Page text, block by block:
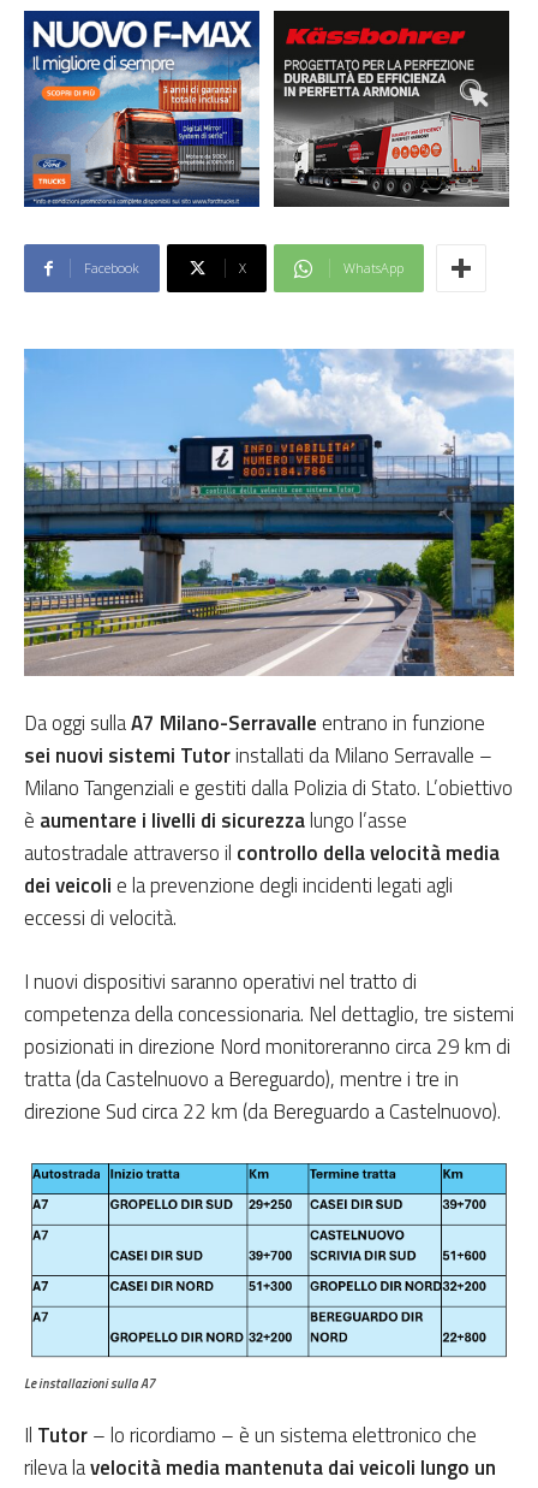
Facebook X WhatsApp
Da oggi sullaA7 Milano-Serravalle entrano in funzione
sei nuovi sistemi Tutorinstallati da Milano Serravalle –
Milano Tangenziali e gestiti dalla Polizia di Stato. L’obiettivo
è aumentare i livelli di sicurezzalungo l’asse
autostradale attraverso il controllo della velocità media
dei veicoli e la prevenzione degli incidenti legati agli
eccessi di velocità.
I nuovi dispositivi saranno operativi nel tratto di
competenza della concessionaria. Nel dettaglio, tre sistemi
posizionati in direzione Nord monitoreranno circa 29 km di
tratta (da Castelnuovo a Bereguardo), mentre i tre in
direzione Sud circa 22 km (da Bereguardo a Castelnuovo).
Le installazioni sulla A7
Il Tutor– lo ricordiamo – è un sistema elettronico che
rileva lavelocità media mantenuta dai veicoli lungo un